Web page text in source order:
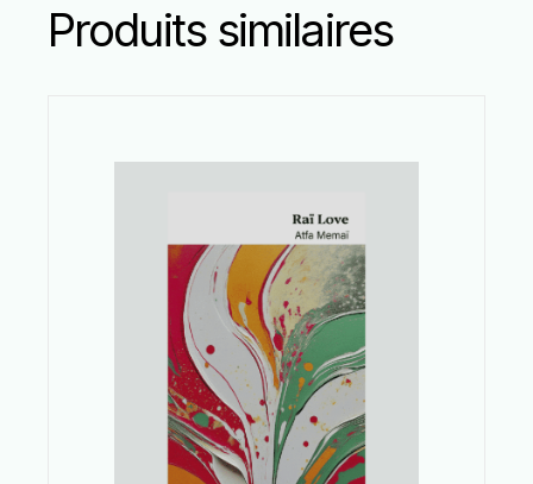
Produits similaires